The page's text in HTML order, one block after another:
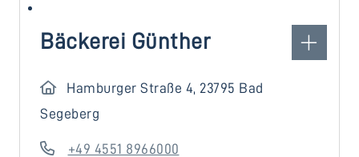
Bäckerei Günther
Hamburger Straße 4, 23795 Bad
Segeberg
+49 4551 8966000